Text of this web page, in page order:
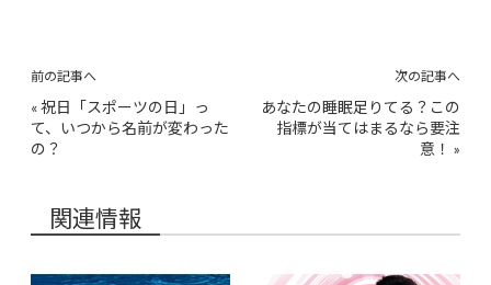
前の記事へ
«祝日「スポーツの日」っ
て、いつから名前が変わった
の？
次の記事へ
あなたの睡眠足りてる？この
指標が当てはまるなら要注
意！ »
関連情報